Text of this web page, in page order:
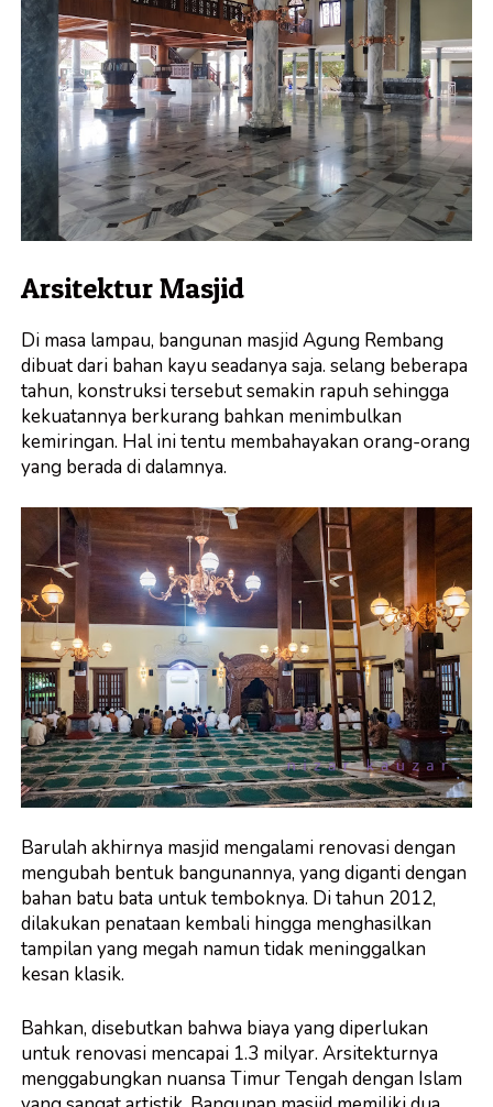
Arsitektur Masjid
Di masa lampau, bangunan masjid Agung Rembang
dibuat dari bahan kayu seadanya saja. selang beberapa
tahun, konstruksi tersebut semakin rapuh sehingga
kekuatannya berkurang bahkan menimbulkan
kemiringan. Hal ini tentu membahayakan orang-orang
yang berada di dalamnya.
Barulah akhirnya masjid mengalami renovasi dengan
mengubah bentuk bangunannya, yang diganti dengan
bahan batu bata untuk temboknya. Di tahun 2012,
dilakukan penataan kembali hingga menghasilkan
tampilan yang megah namun tidak meninggalkan
kesan klasik.
Bahkan, disebutkan bahwa biaya yang diperlukan
untuk renovasi mencapai 1.3 milyar. Arsitekturnya
menggabungkan nuansa Timur Tengah dengan Islam